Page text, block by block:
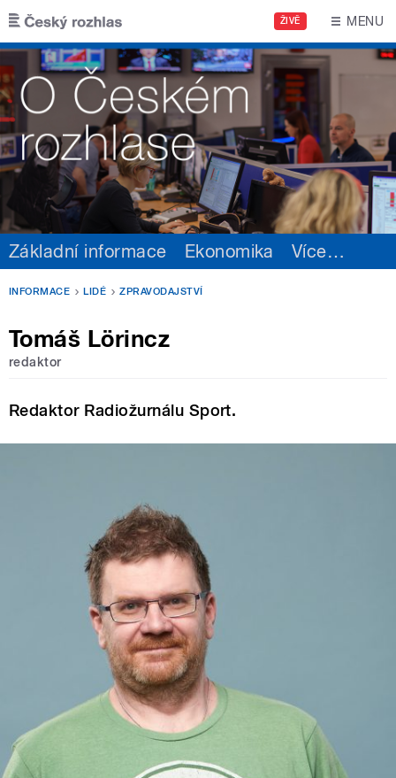
Přejít k hlavnímu obsahu
ŽIVĚ MENU
Základní informace Ekonomika Více…
INFORMACE LIDÉ ZPRAVODAJSTVÍ
Tomáš Lörincz
redaktor
Redaktor Radiožurnálu Sport.